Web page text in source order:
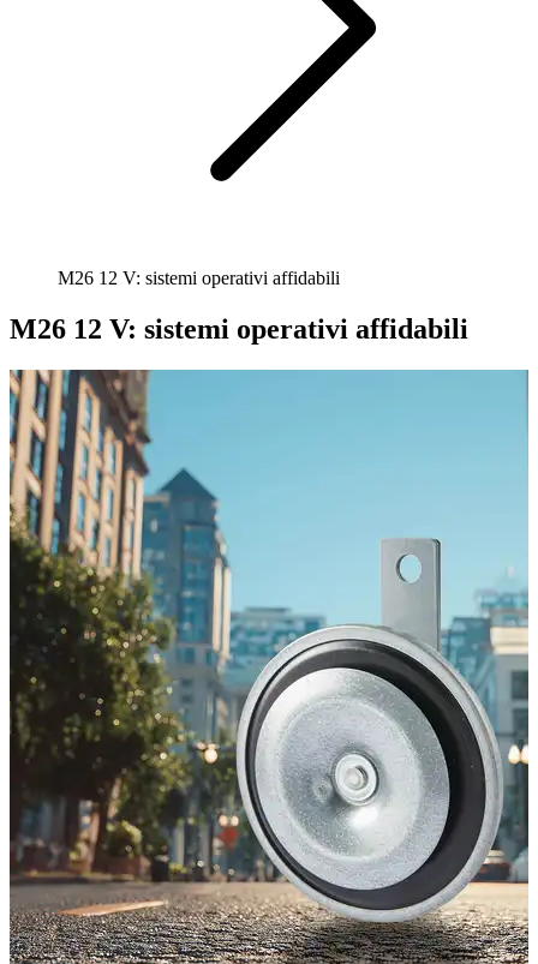
M26 12 V: sistemi operativi affidabili
M26 12 V: sistemi operativi affidabili